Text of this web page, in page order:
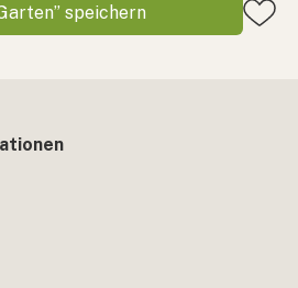
speichern